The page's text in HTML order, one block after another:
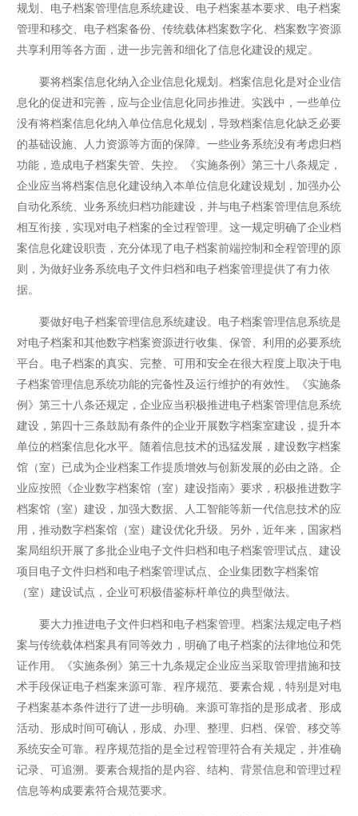
规划、电子档案管理信息系统建设、电子档案基本要求、电子档案
管理和移交、电子档案备份、传统载体档案数字化、档案数字资源
共享利用等各方面，进一步完善和细化了信息化建设的规定。
要将档案信息化纳入企业信息化规划。档案信息化是对企业信
息化的促进和完善，应与企业信息化同步推进。实践中，一些单位
没有将档案信息化纳入单位信息化规划，导致档案信息化缺乏必要
的基础设施、人力资源等方面的保障。一些业务系统没有考虑归档
功能，造成电子档案失管、失控。《实施条例》第三十八条规定，
企业应当将档案信息化建设纳入本单位信息化建设规划，加强办公
自动化系统、业务系统归档功能建设，并与电子档案管理信息系统
相互衔接，实现对电子档案的全过程管理。这一规定明确了企业档
案信息化建设职责，充分体现了电子档案前端控制和全程管理的原
则，为做好业务系统电子文件归档和电子档案管理提供了有力依
据。
要做好电子档案管理信息系统建设。电子档案管理信息系统是
对电子档案和其他数字档案资源进行收集、保管、利用的必要系统
平台。电子档案的真实、完整、可用和安全在很大程度上取决于电
子档案管理信息系统功能的完备性及运行维护的有效性。《实施条
例》第三十八条还规定，企业应当积极推进电子档案管理信息系统
建设，第四十三条鼓励有条件的企业开展数字档案室建设，提升本
单位的档案信息化水平。随着信息技术的迅猛发展，建设数字档案
馆（室）已成为企业档案工作提质增效与创新发展的必由之路。企
业应按照《企业数字档案馆（室）建设指南》要求，积极推进数字
档案馆（室）建设，加强大数据、人工智能等新一代信息技术的应
用，推动数字档案馆（室）建设优化升级。另外，近年来，国家档
案局组织开展了多批企业电子文件归档和电子档案管理试点、建设
项目电子文件归档和电子档案管理试点、企业集团数字档案馆
（室）建设试点，企业可积极借鉴标杆单位的典型做法。
要大力推进电子文件归档和电子档案管理。档案法规定电子档
案与传统载体档案具有同等效力，明确了电子档案的法律地位和凭
证作用。《实施条例》第三十九条规定企业应当采取管理措施和技
术手段保证电子档案来源可靠、程序规范、要素合规，特别是对电
子档案基本条件进行了进一步明确。来源可靠指的是形成者、形成
活动、形成时间可确认，形成、办理、整理、归档、保管、移交等
系统安全可靠。程序规范指的是全过程管理符合有关规定，并准确
记录、可追溯。要素合规指的是内容、结构、背景信息和管理过程
信息等构成要素符合规范要求。